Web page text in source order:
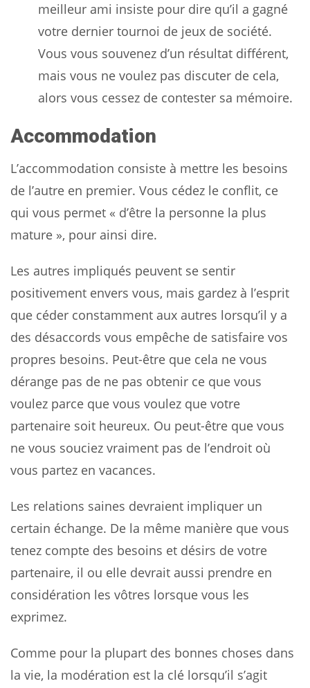
meilleur ami insiste pour dire qu’il a gagné
votre dernier tournoi de jeux de société.
Vous vous souvenez d’un résultat différent,
mais vous ne voulez pas discuter de cela,
alors vous cessez de contester sa mémoire.
Accommodation
L’accommodation consiste à mettre les besoins
de l’autre en premier. Vous cédez le conflit, ce
qui vous permet « d’être la personne la plus
mature », pour ainsi dire.
Les autres impliqués peuvent se sentir
positivement envers vous, mais gardez à l’esprit
que céder constamment aux autres lorsqu’il y a
des désaccords vous empêche de satisfaire vos
propres besoins. Peut-être que cela ne vous
dérange pas de ne pas obtenir ce que vous
voulez parce que vous voulez que votre
partenaire soit heureux. Ou peut-être que vous
ne vous souciez vraiment pas de l’endroit où
vous partez en vacances.
Les relations saines devraient impliquer un
certain échange. De la même manière que vous
tenez compte des besoins et désirs de votre
partenaire, il ou elle devrait aussi prendre en
considération les vôtres lorsque vous les
exprimez.
Comme pour la plupart des bonnes choses dans
la vie, la modération est la clé lorsqu’il s’agit